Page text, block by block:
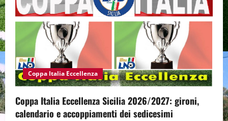
Coppa Italia Eccellenza
Coppa Italia Eccellenza Sicilia 2026/2027: gironi,
calendario e accoppiamenti dei sedicesimi